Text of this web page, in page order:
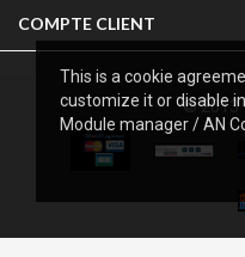
This is a cookie
customize it or disable
Module manager / AN
COMPTE CLIENT
© 2013